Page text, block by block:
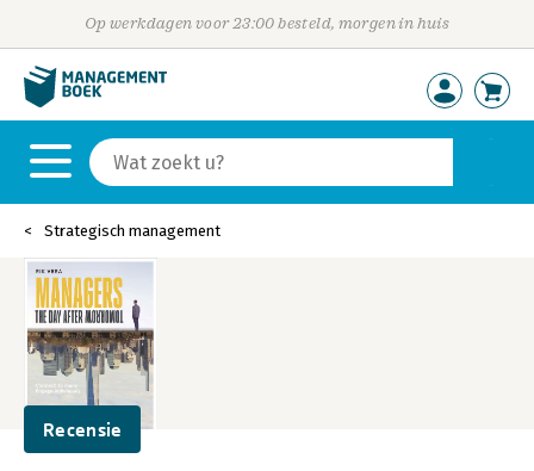
Op werkdagen voor 23:00 besteld, morgen in huis
Strategisch management
Recensie